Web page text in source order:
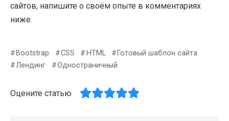
сайтов, напишите о своём опыте в комментариях
ниже.
Bootstrap CSS HTML
Готовый шаблон сайта
Лендинг
Одностраничный
Оцените статью